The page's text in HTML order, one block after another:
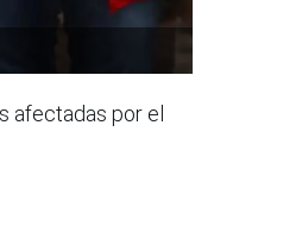
afectadas por el